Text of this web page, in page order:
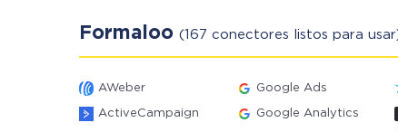
Formaloo (167 conectores listos para
AWeber Google Ads
ActiveCampaign Google Analytics